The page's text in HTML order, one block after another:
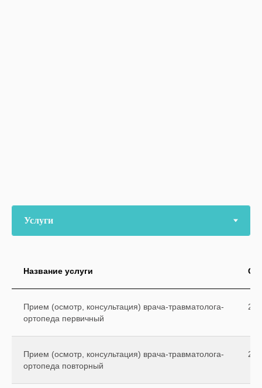
Название услуги
Прием (осмотр, консультация) врача-травматолога-
ортопеда первичный
Прием (осмотр, консультация) врача-травматолога-
ортопеда повторный